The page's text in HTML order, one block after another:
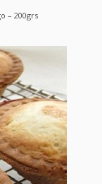
– 200grs